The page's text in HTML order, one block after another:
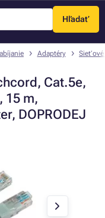
Hľadať
Menu
Adaptéry Sieťové
Cat.5e,
15 m,
DOPRODEJ